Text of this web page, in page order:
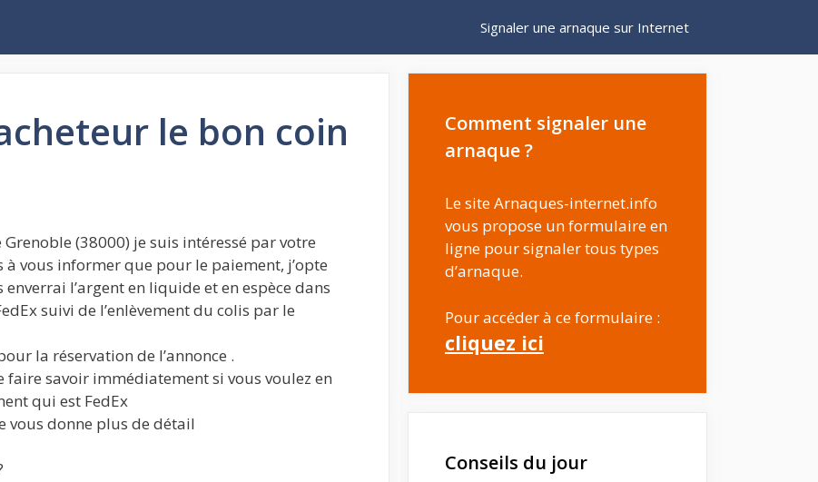
Signaler une arnaque sur Internet
le bon coin
(38000) je suis intéressé par votre
vous informer que pour le paiement, j’opte
l’argent en liquide et en espèce dans
suivi de l’enlèvement du colis par le
la réservation de l’annonce .
faire savoir immédiatement si vous voulez en
qui est FedEx
vous donne plus de détail
Comment signaler une
arnaque ?
Le site Arnaques-internet.info
vous propose un formulaire en
ligne pour signaler tous types
d’arnaque.
Pour accéder à ce formulaire :
cliquez ici
Conseils du jour